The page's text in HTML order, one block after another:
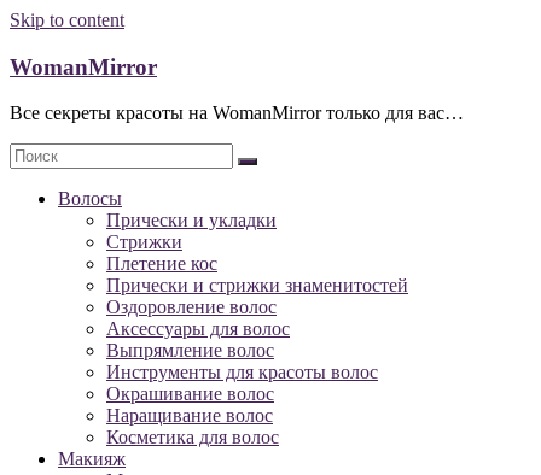
Skip to content
WomanMirror
Все секреты красоты на WomanMirror только для вас…
Волосы
Прически и укладки
Стрижки
Плетение кос
Прически и стрижки знаменитостей
Оздоровление волос
Аксессуары для волос
Выпрямление волос
Инструменты для красоты волос
Окрашивание волос
Наращивание волос
Косметика для волос
Макияж